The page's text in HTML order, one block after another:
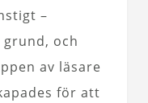
–
och
av läsare
för att